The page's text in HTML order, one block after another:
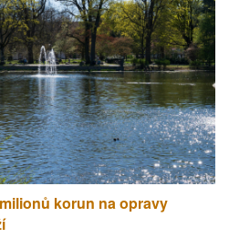
korun na opravy